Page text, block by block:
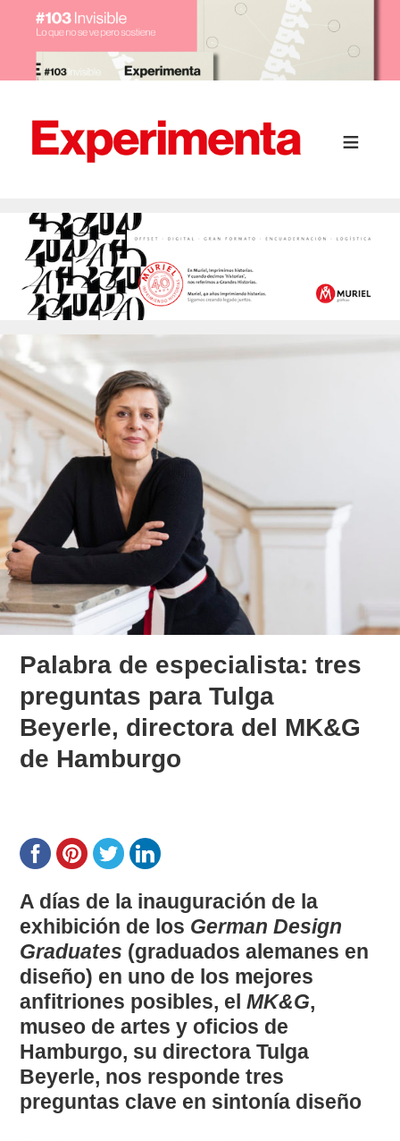
Palabra de especialista: tres
preguntas para Tulga
Beyerle, directora del MK&G
de Hamburgo
A días de la inauguración de la
exhibición de los German Design
Graduates (graduados alemanes en
diseño) en uno de los mejores
anfitriones posibles, elMK&G,
museo de artes y oficios de
Hamburgo, su directora Tulga
Beyerle, nos responde tres
preguntas clave en sintonía diseño